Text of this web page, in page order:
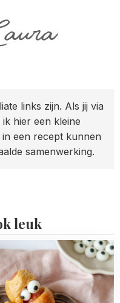
links zijn. Als jij via
hier een kleine
een recept kunnen
samenwerking.
leuk